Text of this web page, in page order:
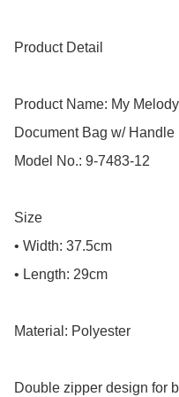
Product Detail
Product Name: My
Document Bag w/ Handle
Model No.: 9-7483-12
Size
• Width: 37.5cm
• Length: 29cm
Material: Polyester
Double zipper design for